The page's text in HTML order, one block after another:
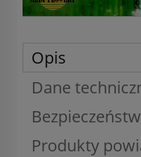
Opis
Dane
Produkty